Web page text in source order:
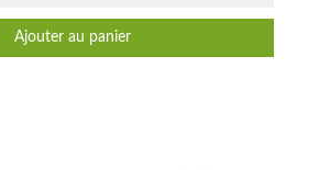
Ajouter au panier